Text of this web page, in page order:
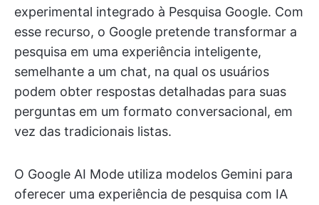
experimental integrado à Pesquisa Google. Com
esse recurso, o Google pretende transformar a
pesquisa em uma experiência inteligente,
semelhante a um chat, na qual os usuários
podem obter respostas detalhadas para suas
perguntas em um formato conversacional, em
vez das tradicionais listas.
O Google AI Mode utiliza modelos Gemini para
oferecer uma experiência de pesquisa com IA